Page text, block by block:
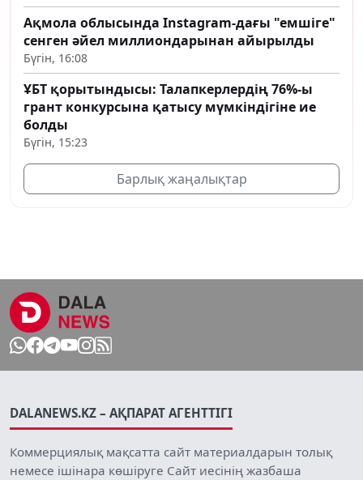
Ақмола облысында Instagram-дағы "емшіге"
сенген әйел миллиондарынан айырылды
Бүгін, 16:08
ҰБТ қорытындысы: Талапкерлердің 76%-ы
грант конкурсына қатысу мүмкіндігіне ие
болды
Бүгін, 15:23
Барлық жаңалықтар
DALANEWS.KZ – АҚПАРАТ АГЕНТТІГІ
Коммерциялық мақсатта сайт материалдарын толық
немесе ішінара көшіруге Сайт иесінің жазбаша